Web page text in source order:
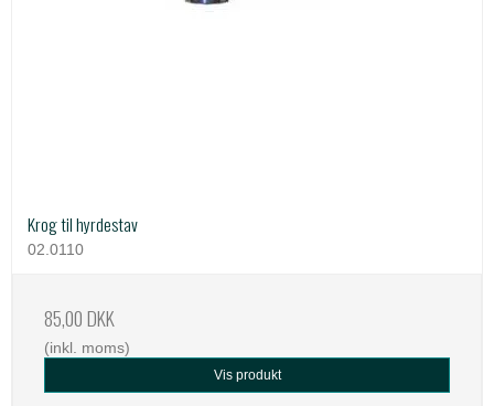
Krog til hyrdestav
02.0110
85,00 DKK
(inkl. moms)
Vis produkt